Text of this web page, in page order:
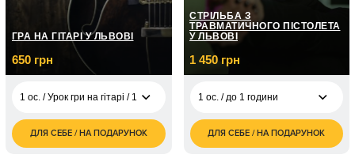
ГРА НА ГІТАРІ У ЛЬВОВІ
650 грн
1 ос. / Урок гри на гітарі / 1 година
1 ос. / Урок гри на
гітарі / 1 година
грн
ДЛЯ СЕБЕ / НА ПОДАРУНОК
СТРІЛЬБА З
ТРАВМАТИЧНОГО ПІСТОЛЕТА
У ЛЬВОВІ
1 450 грн
1 ос. / до 1 години
1 450
грн
ДЛЯ СЕБЕ / НА ПОДАРУНОК